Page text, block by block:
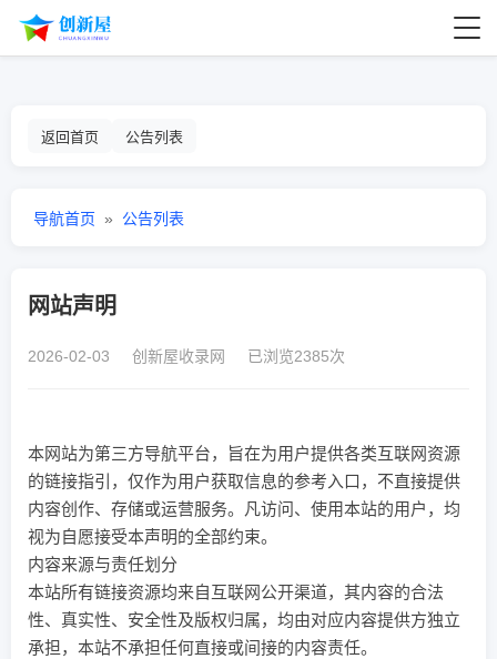
返回首页 公告列表
导航首页 » 公告列表
网站声明
2026-02-03 创新屋收录网 已浏览2385次
本网站为第三方导航平台，旨在为用户提供各类互联网资源
的链接指引，仅作为用户获取信息的参考入口，不直接提供
内容创作、存储或运营服务。凡访问、使用本站的用户，均
视为自愿接受本声明的全部约束。
内容来源与责任划分
本站所有链接资源均来自互联网公开渠道，其内容的合法
性、真实性、安全性及版权归属，均由对应内容提供方独立
承担，本站不承担任何直接或间接的内容责任。